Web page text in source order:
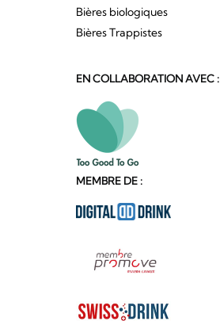
Bières biologiques
Bières Trappistes
EN COLLABORATION AVEC :
MEMBRE DE :